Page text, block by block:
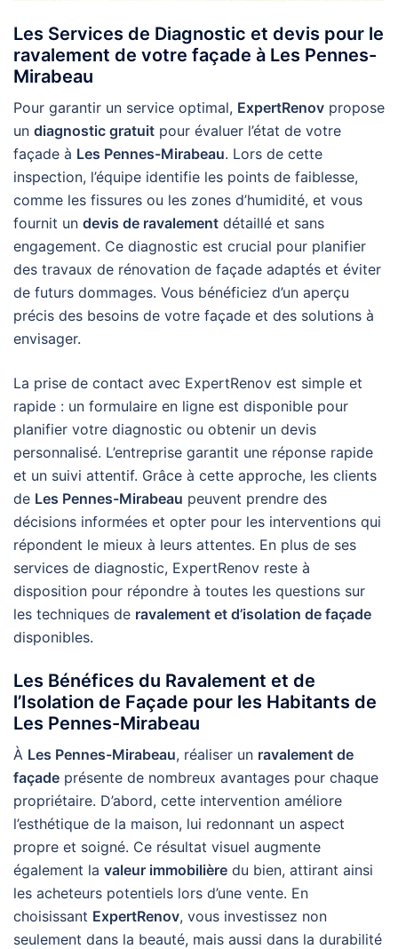
Les Services de Diagnostic et devis pour le
ravalement de votre façade à Les Pennes-
Mirabeau
Pour garantir un service optimal, ExpertRenov propose
un diagnostic gratuit pour évaluer l’état de votre
façade à Les Pennes-Mirabeau. Lors de cette
inspection, l’équipe identifie les points de faiblesse,
comme les fissures ou les zones d’humidité, et vous
fournit un devis de ravalement détaillé et sans
engagement. Ce diagnostic est crucial pour planifier
des travaux de rénovation de façade adaptés et éviter
de futurs dommages. Vous bénéficiez d’un aperçu
précis des besoins de votre façade et des solutions à
envisager.
La prise de contact avec ExpertRenov est simple et
rapide : un formulaire en ligne est disponible pour
planifier votre diagnostic ou obtenir un devis
personnalisé. L’entreprise garantit une réponse rapide
et un suivi attentif. Grâce à cette approche, les clients
de Les Pennes-Mirabeau peuvent prendre des
décisions informées et opter pour les interventions qui
répondent le mieux à leurs attentes. En plus de ses
services de diagnostic, ExpertRenov reste à
disposition pour répondre à toutes les questions sur
les techniques de ravalement et d’isolation de façade
disponibles.
Les Bénéfices du Ravalement et de
l’Isolation de Façade pour les Habitants de
Les Pennes-Mirabeau
À Les Pennes-Mirabeau, réaliser un ravalement de
façade présente de nombreux avantages pour chaque
propriétaire. D’abord, cette intervention améliore
l’esthétique de la maison, lui redonnant un aspect
propre et soigné. Ce résultat visuel augmente
également la valeur immobilière du bien, attirant ainsi
les acheteurs potentiels lors d’une vente. En
choisissant ExpertRenov, vous investissez non
seulement dans la beauté, mais aussi dans la durabilité